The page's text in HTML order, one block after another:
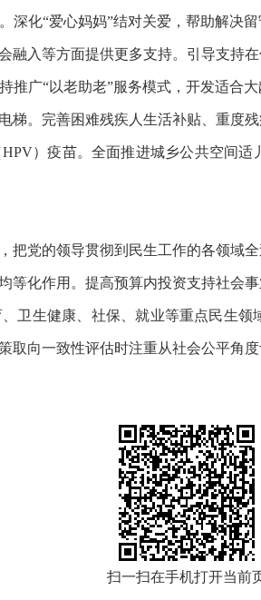
深化“爱心妈妈”结对关爱，帮助解决
融入等方面提供更多支持。引导支持
推广“以老助老”服务模式，开发适合
梯。完善困难残疾人生活补贴、重度
）疫苗。全面推进城乡公共空间
把党的领导贯彻到民生工作的各领域
等化作用。提高预算内投资支持社会
卫生健康、社保、就业等重点民生
取向一致性评估时注重从社会公平角
扫一扫在手机打开当前